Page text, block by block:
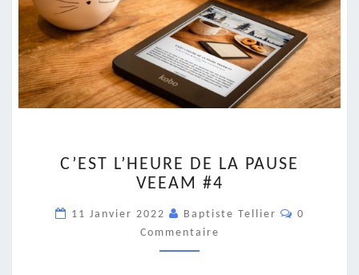
L’HEURE
DE
PAUSE
VEEAM
#4
C’EST L’HEURE DE LA PAUSE
VEEAM #4
11 Janvier 2022 Baptiste Tellier
0
Commentaire